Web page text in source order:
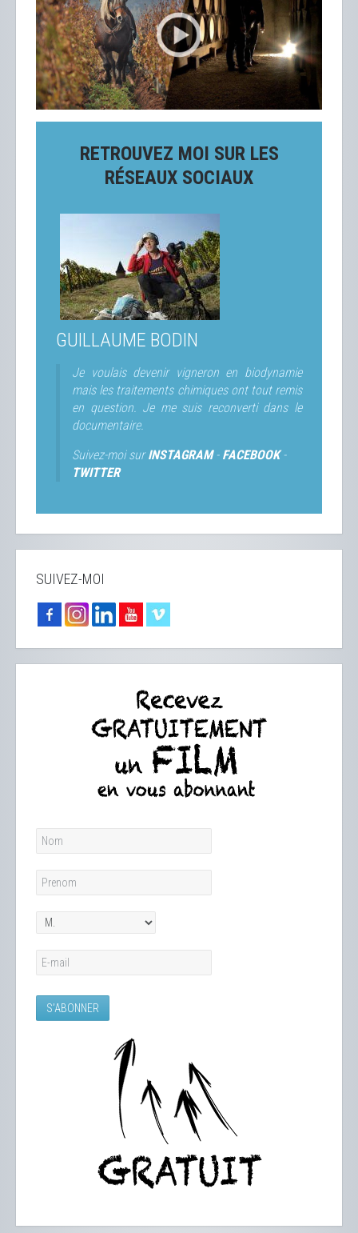
RETROUVEZ MOI SUR LES
RÉSEAUX SOCIAUX
GUILLAUME BODIN
Je voulais devenir vigneron en biodynamie
mais les traitements chimiques ont tout remis
en question. Je me suis reconverti dans le
documentaire.
Suivez-moi surINSTAGRAM- FACEBOOK-
TWITTER
SUIVEZ-MOI